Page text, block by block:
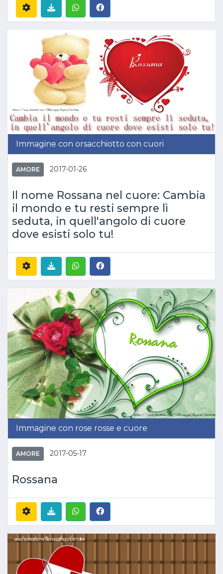
Immagine con orsacchiotto con cuori
AMORE 2017-01-26
Il nome Rossana nel cuore: Cambia
il mondo e tu resti sempre lì
seduta, in quell'angolo di cuore
dove esisti solo tu!
Immagine con rose rosse e cuore
AMORE 2017-05-17
Rossana